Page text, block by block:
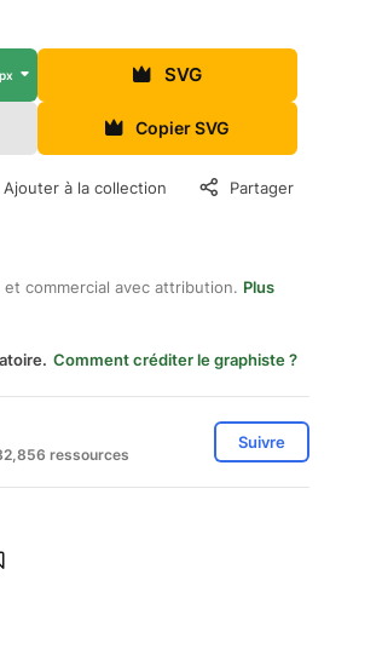
SVG
Copier SVG
Ajouter à la collection Partager
commercial avec attribution. Plus
Comment créditer le graphiste ?
ressources
Suivre